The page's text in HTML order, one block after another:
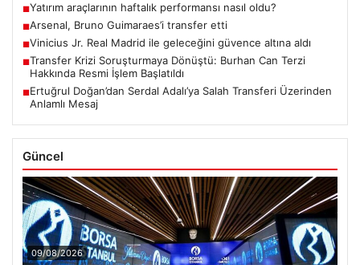
■Yatırım araçlarının haftalık performansı nasıl oldu?
■Arsenal, Bruno Guimaraes’i transfer etti
■Vinicius Jr. Real Madrid ile geleceğini güvence altına aldı
■Transfer Krizi Soruşturmaya Dönüştü: Burhan Can Terzi
Hakkında Resmi İşlem Başlatıldı
■Ertuğrul Doğan’dan Serdal Adalı’ya Salah Transferi Üzerinden
Anlamlı Mesaj
Güncel
09/08/2026